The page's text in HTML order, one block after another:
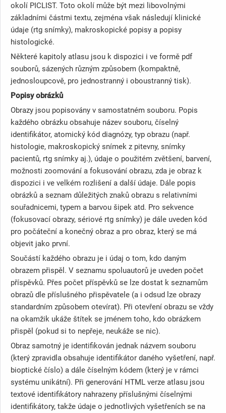
okolí PICLIST. Toto okolí může být mezi libovolnými
základními částmi textu, zejména však následují klinické
údaje (rtg snímky), makroskopické popisy a popisy
histologické.
Některé kapitoly atlasu jsou k dispozici i ve formě pdf
souborů, sázených různým způsobem (kompaktně,
jednosloupcově, pro jednostranný i oboustranný tisk).
Popisy obrázků
Obrazy jsou popisovány v samostatném souboru. Popis
každého obrázku obsahuje název souboru, číselný
identifikátor, atomický kód diagnózy, typ obrazu (např.
histologie, makroskopický snímek z pitevny, snímky
pacientů, rtg snímky aj.), údaje o použitém zvětšení, barvení,
možnosti zoomování a fokusování obrazu, zda je obraz k
dispozici i ve velkém rozlišení a další údaje. Dále popis
obrázků a seznam důležitých znaků obrazu s relativními
souřadnicemi, typem a barvou šipek atd. Pro sekvence
(fokusovací obrazy, sériové rtg snímky) je dále uveden kód
pro počáteční a konečný obraz a pro obraz, který se má
objevit jako první.
Součástí každého obrazu je i údaj o tom, kdo daným
obrazem přispěl. V seznamu spoluautorů je uveden počet
příspěvků. Přes počet příspěvků se lze dostat k seznamům
obrazů dle příslušného přispěvatele (a i odsud lze obrazy
standardním způsobem otevírat). Při otevření obrazu se vždy
na okamžik ukáže štítek se jménem toho, kdo obrázkem
přispěl (pokud si to nepřeje, neukáže se nic).
Obraz samotný je identifikován jednak názvem souboru
(který zpravidla obsahuje identifikátor daného vyšetření, např.
bioptické číslo) a dále číselným kódem (který je v rámci
systému unikátní). Při generování HTML verze atlasu jsou
textové identifikátory nahrazeny příslušnými číselnými
identifikátory, takže údaje o jednotlivých vyšetřeních se na